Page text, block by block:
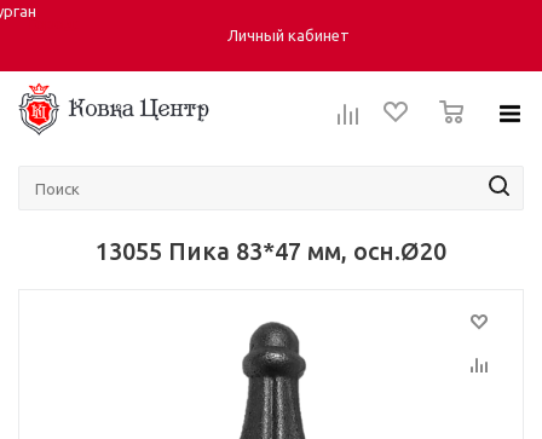
Личный кабинет
13055 Пика 83*47 мм, осн.Ø20